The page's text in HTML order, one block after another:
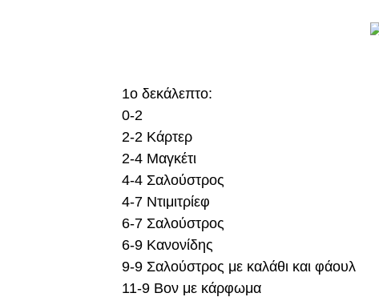
1ο δεκάλεπτο:
0-2
2-2 Κάρτερ
2-4 Μαγκέτι
4-4 Σαλούστρος
4-7 Ντιμιτρίεφ
6-7 Σαλούστρος
6-9 Κανονίδης
9-9 Σαλούστρος με καλάθι και φάουλ
11-9 Βον με κάρφωμα